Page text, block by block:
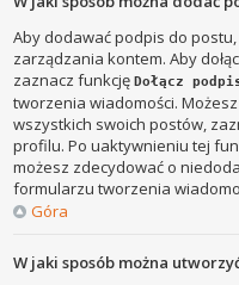
Aby dodawać podpis do
zarządzania kontem. Aby
zaznacz funkcjęDołącz
tworzenia wiadomości.
wszystkich swoich postów,
profilu. Po uaktywnieniu tej
możesz zdecydować o
formularzu tworzenia
Góra
W jaki sposób można